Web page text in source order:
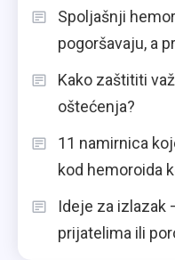
Spoljašnji
pogoršavaju, a
Kako zaštititi
oštećenja?
11 namirnica
kod hemoroida
Ideje za izlazak
prijatelima ili